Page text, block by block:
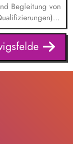
Begleitung von
–
& Kooperation:
In- und
von
hoher
über
der